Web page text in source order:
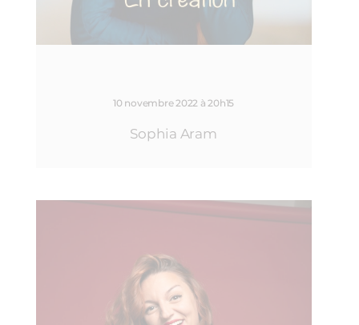
10 novembre 2022 à 20h15
Sophia Aram